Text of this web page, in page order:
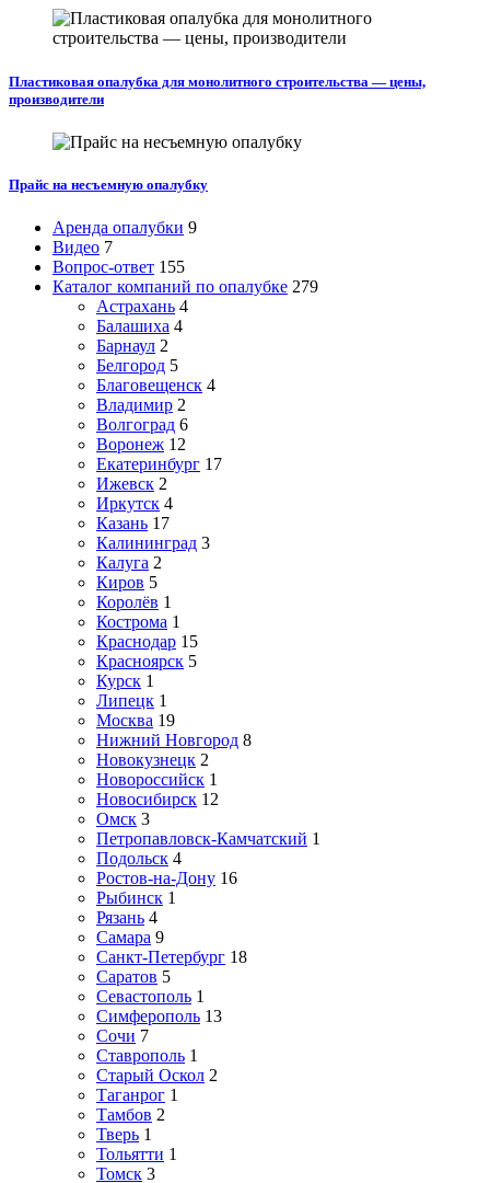
Пластиковая опалубка для монолитного строительства — цены,
производители
Прайс на несъемную опалубку
Аренда опалубки 9
Видео 7
Вопрос-ответ 155
Каталог компаний по опалубке 279
Астрахань 4
Балашиха 4
Барнаул 2
Белгород 5
Благовещенск 4
Владимир 2
Волгоград 6
Воронеж 12
Екатеринбург 17
Ижевск 2
Иркутск 4
Казань 17
Калининград 3
Калуга 2
Киров 5
Королёв 1
Кострома 1
Краснодар 15
Красноярск 5
Курск 1
Липецк 1
Москва 19
Нижний Новгород 8
Новокузнецк 2
Новороссийск 1
Новосибирск 12
Омск 3
Петропавловск-Камчатский 1
Подольск 4
Ростов-на-Дону 16
Рыбинск 1
Рязань 4
Самара 9
Санкт-Петербург 18
Саратов 5
Севастополь 1
Симферополь 13
Сочи 7
Ставрополь 1
Старый Оскол 2
Таганрог 1
Тамбов 2
Тверь 1
Тольятти 1
Томск 3